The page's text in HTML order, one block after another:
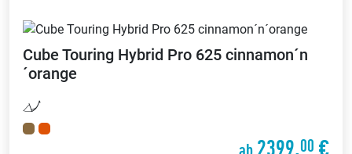
Cube Touring Hybrid Pro 625 cinnamon´n
´orange
ab 2399,00 €